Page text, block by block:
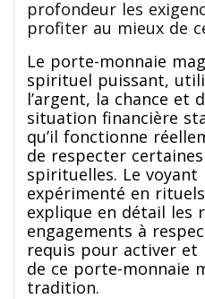
profondeur les
profiter au mieux de
Le porte-monnaie
spirituel puissant,
l’argent, la chance et
situation financière
qu’il fonctionne
de respecter
spirituelles. Le voyant
expérimenté en rituels
explique en détail les
engagements à
requis pour activer
de ce porte-monnaie
tradition.